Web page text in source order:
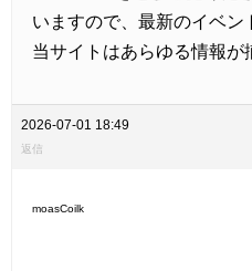
いますので、最新のイベン
当サイトはあらゆる情報が
2026-07-01 18:49
返信
moasCoilk